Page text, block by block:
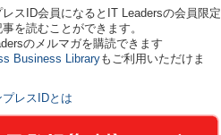
スID会員になるとIT Leadersの会員限定
を読むことができます。
のメルマガを購読できます
Business Libraryもご利用いただけま
プレスIDとは